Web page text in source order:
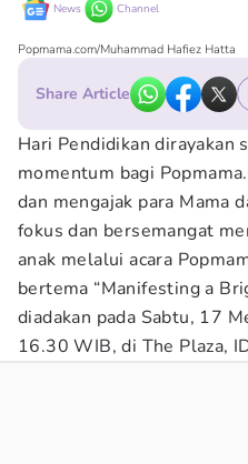
News Channel
Popmama.com/Muhammad Hafiez Hatta
Share Article
Hari Pendidikan dirayakan
momentum bagi
dan mengajak para Mama
fokus dan bersemangat
anak melalui acara
bertema “Manifesting a
diadakan pada Sabtu, 17
16.30 WIB, di The Plaza,